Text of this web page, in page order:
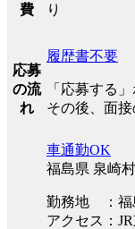
費
り
応募
の流
れ
履歴書不要
「応募する
その後、面接
車通勤OK
福島県 泉崎村
勤務地 ：福
アクセス：